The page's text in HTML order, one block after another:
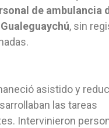
de ambulancia
, sin
asistido y
las tareas
Intervinieron